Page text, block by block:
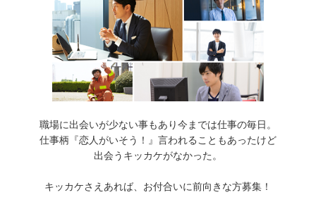
職場に出会いが少ない事もあり今までは仕事の毎日。
仕事柄『恋人がいそう！』言われることもあったけど
出会うキッカケがなかった。
キッカケさえあれば、お付合いに前向きな方募集！